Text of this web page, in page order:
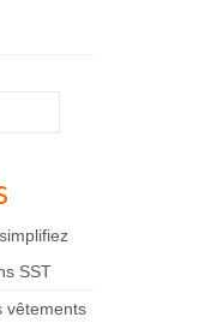
SST
vêtements